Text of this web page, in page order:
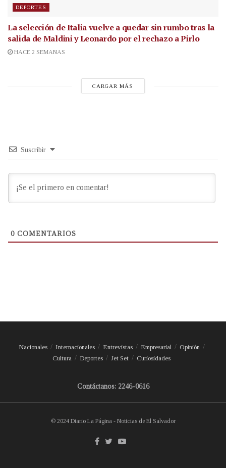
DEPORTES
La selección de Italia vuelve a quedar sin rumbo tras la
salida de Maldini y Leonardo por el rechazo a Pirlo
HACE 2 SEMANAS
CARGAR MÁS
Suscribir
0 COMENTARIOS
Nacionales Internacionales Entrevistas Empresarial
Opinión
Cultura
Deportes Jet Set Curiosidades
Contáctanos: 2246-0616
© 2024 Diario La Página - Noticias de El Salvador